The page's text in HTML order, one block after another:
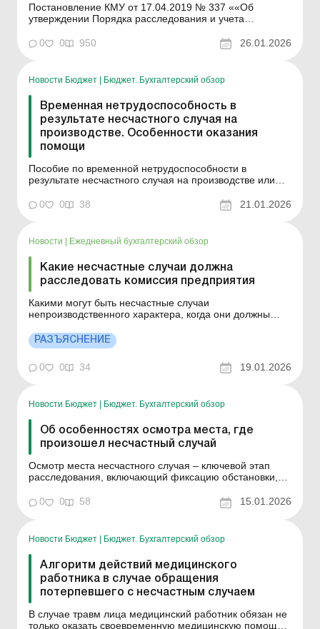
Постановление КМУ от 17.04.2019 № 337 ««Об
утверждении Порядка расследования и учета
и аварий на производстве» ...
0 0 950 26.01.2026
Новости Бюджет | Бюджет. Бухгалтерский обзор
Временная нетрудоспособность в
результате несчастного случая на
производстве. Особенности оказания
помощи
Пособие по временной нетрудоспособности в
результате несчастного случая на производстве или
выплачивается работодателем, у которого наступил
страховой случай, в размере 100% средней
этом первые 17 дней време...
0 0 38 21.01.2026
Новости Ежедневный бухгалтерский обзор
Какие несчастные случаи должна
расследовать комиссия предприятия
Какими могут быть несчастные случаи
непроизводственного характера, когда они должны
теме: Несчастный случай на предприятии: как
действовать В процессе трудовой деятельности при
условии неосторожного обращения и несоблюдения
правил безопасности вер...
РАЗЪЯСНЕНИЕ
0 0 34 19.01.2026
Новости Бюджет Бюджет. Бухгалтерский обзор
Об особенностях осмотра места, где
произошел несчастный случай
Осмотр места несчастного случая – ключевой этап
расследования, включающий фиксацию обстановки,
основном путем детального обследования, фото- и
видеофиксации, опроса свидетелей, составления
выяснить ...
0 0 58 15.01.2026
Новости Бюджет | Бюджет. Бухгалтерский обзор
Алгоритм действий медицинского
работника в случае обращения
потерпевшего с несчастным случаем
В случае травм лица медицинский работник обязан не
только оказать своевременную медицинскую помощь,